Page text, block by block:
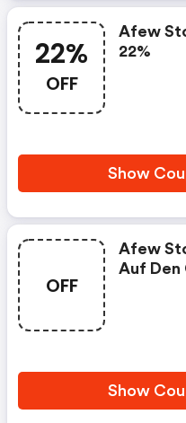
22%
OFF
Afew
22%
Show
OFF
Afew
Auf Den
Show